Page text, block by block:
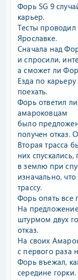
Форь SG 9
карьер.
Тесты
Ярославке.
Сначала над
и спросили,
а сможет ли
Езда по
поехать.
Форь ответил
амароковцам
было
получен отказ.
Вторая трасса
них
в землю при
изначально,
трассу.
Форь опять все
На
штурмом двух
отказ.
На своих
с первого раза
Форь въежал,
середине